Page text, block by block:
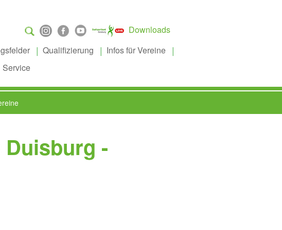
Suchen
Downloads
Qualifizierung
Infos für Vereine
Service
-